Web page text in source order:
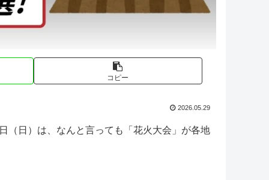
コピー
2026.05.29
（日）は、なんと言っても「花火大会」が各地